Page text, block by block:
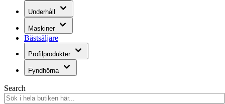
Underhåll
Maskiner
Bästsäljare
Profilprodukter
Fyndhörna
Search